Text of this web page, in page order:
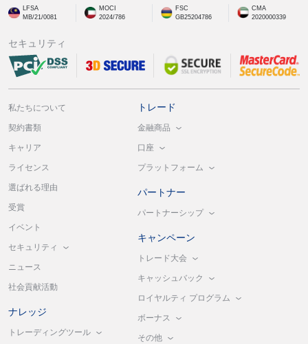
LFSA
MB/21/0081
MOCI
2024/786
FSC
GB25204786
CMA
2020000339
セキュリティ
私たちについて
契約書類
キャリア
ライセンス
選ばれる理由
受賞
イベント
セキュリティ
ニュース
社会貢献活動
ナレッジ
トレーディングツール
トレード
金融商品
口座
プラットフォーム
パートナー
パートナーシップ
キャンペーン
トレード大会
キャッシュバック
ロイヤルティ プログラム
ボーナス
その他